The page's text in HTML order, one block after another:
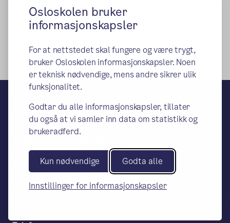
Osloskolen bruker
informasjonskapsler
For at nettstedet skal fungere og være trygt,
bruker Osloskolen informasjonskapsler. Noen
er teknisk nødvendige, mens andre sikrer ulik
funksjonalitet.
Godtar du alle informasjonskapsler, tillater
du også at vi samler inn data om statistikk og
brukeradferd.
Kun nødvendige Godta alle
Innstillinger for informasjonskapsler
Vurderingsveileder til foresatte på F21.pdf
Fyrstikkalleen skole
– en del av Osloskolen
Fyrstikkalleen 21, 0661 Oslo
Postadresse:
Oslo kommune, Utdanningsetaten,
Fyrstikkalleen skole, PB 6127 Etterstad,